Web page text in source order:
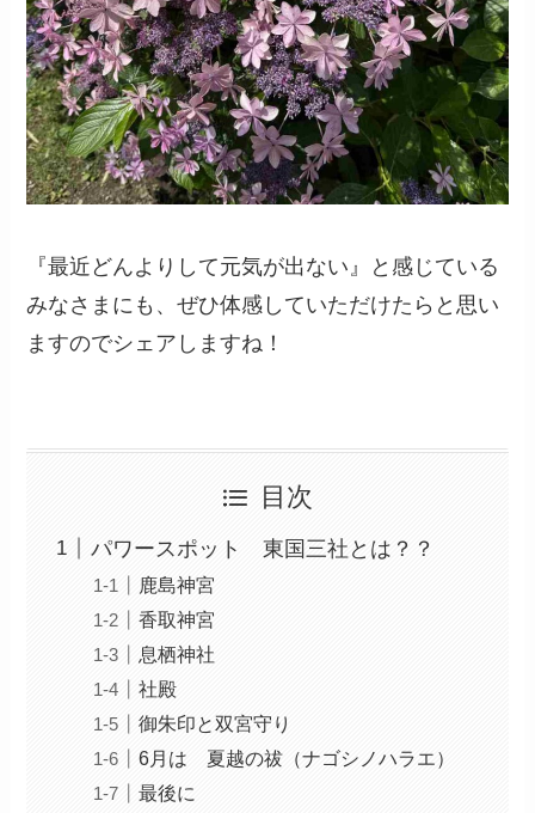
『最近どんよりして元気が出ない』と感じている
みなさまにも、ぜひ体感していただけたらと思い
ますのでシェアしますね！
目次
パワースポット 東国三社とは？？
鹿島神宮
香取神宮
息栖神社
社殿
御朱印と双宮守り
6月は 夏越の祓（ナゴシノハラエ）
最後に